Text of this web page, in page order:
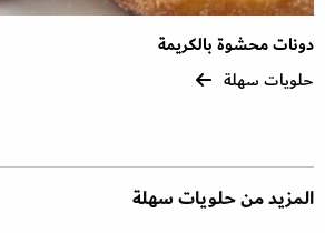
دونات محشوة بالكريمة
حلويات سهلة
المزيد من حلويات سهلة